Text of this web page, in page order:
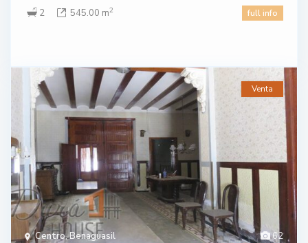
2
545.00 m2 full info
62
Centro,Benaguasil
Venta